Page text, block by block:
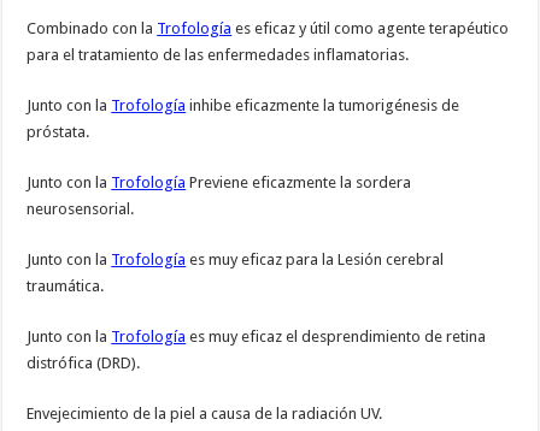
Combinado con la Trofología es eficaz y útil como agente terapéutico
para el tratamiento de las enfermedades inflamatorias.
Junto con la Trofología inhibe eficazmente la tumorigénesis de
próstata.
Junto con la Trofología Previene eficazmente la sordera
neurosensorial.
Junto con la Trofología es muy eficaz para la Lesión cerebral
traumática.
Junto con la Trofología es muy eficaz el desprendimiento de retina
distrófica (DRD).
Envejecimiento de la piel a causa de la radiación UV.